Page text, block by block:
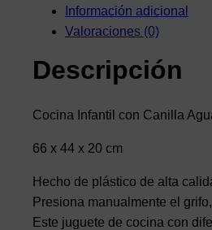
Información adicional
Valoraciones (0)
Descripción
Cocina Infantil con Canilla
66 x 44 x 20 cm
Hecho de plástico de alta
Presiona manualmente el
Este juguete de cocina con